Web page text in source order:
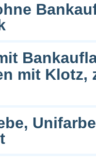
mit Klotz,